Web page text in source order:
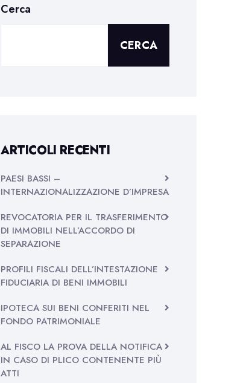
Cerca
CERCA
ARTICOLI RECENTI
PAESI BASSI –
INTERNAZIONALIZZAZIONE D’IMPRESA
REVOCATORIA PER IL TRASFERIMENTO
DI IMMOBILI NELL’ACCORDO DI
SEPARAZIONE
PROFILI FISCALI DELL’INTESTAZIONE
FIDUCIARIA DI BENI IMMOBILI
IPOTECA SUI BENI CONFERITI NEL
FONDO PATRIMONIALE
AL FISCO LA PROVA DELLA NOTIFICA
IN CASO DI PLICO CONTENENTE PIÙ
ATTI